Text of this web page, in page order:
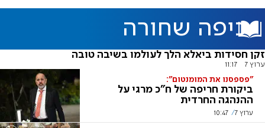
כיפה שחורה
זקן חסידות ביאלא הלך לעולמו בשיבה טובה
ערוץ 7 11:17
"פספסנו את המומנטום":
ביקורת חריפה של ח"כ מרגי על
ההנהגה החרדית
ערוץ 7 10:47